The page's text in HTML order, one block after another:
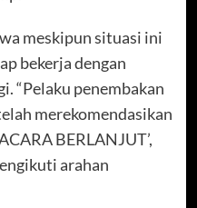
meskipun situasi ini
bekerja dengan
“Pelaku penembakan
merekomendasikan
BERLANJUT’,
arahan